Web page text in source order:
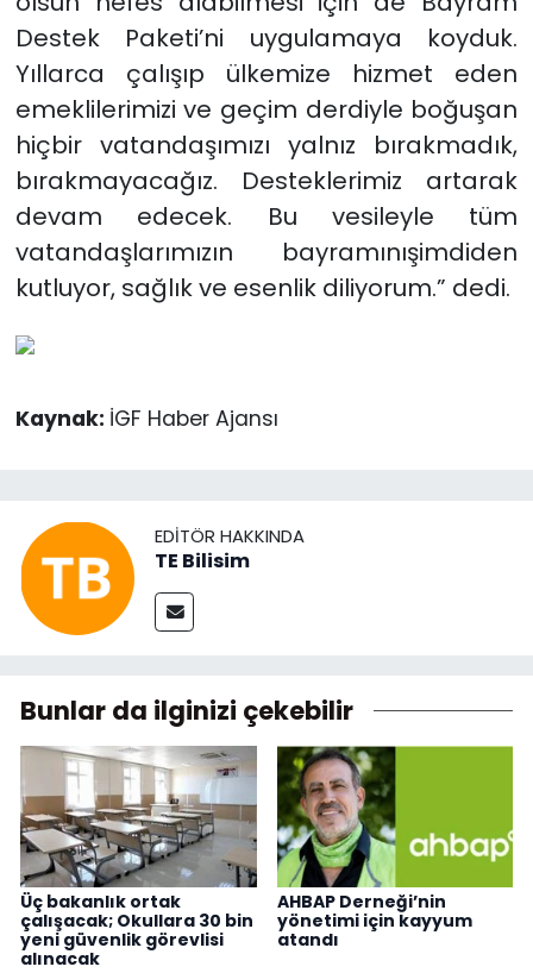
Destek Paketi’ni uygulamaya koyduk.
Yıllarca çalışıp ülkemize hizmet eden
emeklilerimizi ve geçim derdiyle boğuşan
hiçbir vatandaşımızı yalnız bırakmadık,
bırakmayacağız. Desteklerimiz artarak
devam edecek. Bu vesileyle tüm
vatandaşlarımızın bayramınışimdiden
kutluyor, sağlık ve esenlik diliyorum.” dedi.
Kaynak: İGF Haber Ajansı
EDITÖR HAKKINDA
TE Bilisim
Bunlar da ilginizi çekebilir
Üç bakanlık ortak
çalışacak; Okullara 30 bin
yeni güvenlik görevlisi
alınacak
AHBAP Derneği’nin
yönetimi için kayyum
atandı